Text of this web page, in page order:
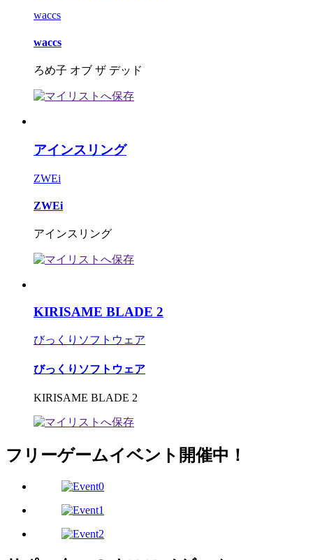
waccs
waccs
ろめ子 オブ ザ デッド
アインスリング
ZWEi
ZWEi
アインスリング
KIRISAME BLADE 2
びっくりソフトウェア
びっくりソフトウェア
KIRISAME BLADE 2
フリーゲームイベント開催中！